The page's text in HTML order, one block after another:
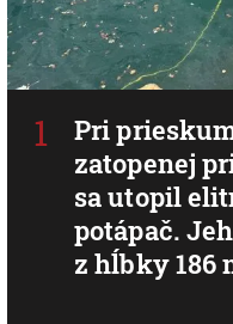
Pri
zatopenej
sa utopil
potápač.
z hĺbky 186